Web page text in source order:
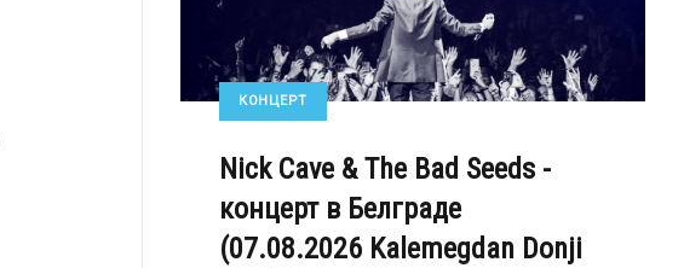
КОНЦЕРТ
Nick Cave & The Bad Seeds -
концерт в Белграде
(07.08.2026 Kalemegdan Donji